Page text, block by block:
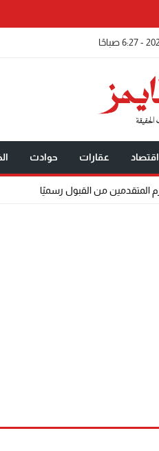
اقتصاد عقارات حوادث
07:38 الإعلام